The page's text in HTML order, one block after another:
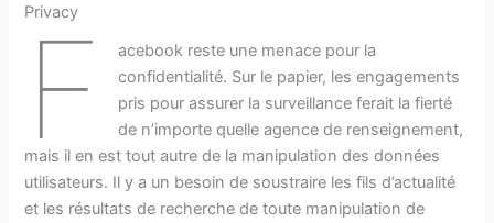
Privacy
F
acebook reste une menace pour la
confidentialité. Sur le papier, les engagements
pris pour assurer la surveillance ferait la fierté
de n’importe quelle agence de renseignement,
mais il en est tout autre de la manipulation des données
utilisateurs. Il y a un besoin de soustraire les fils d’actualité
et les résultats de recherche de toute manipulation de